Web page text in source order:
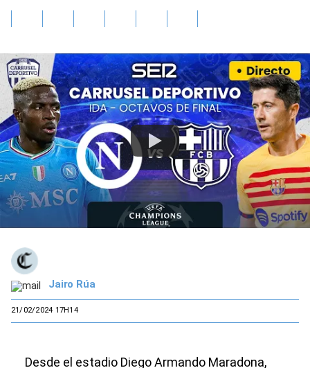
Jairo Rúa
21/02/2024 17H14
Desde el estadio Diego Armando Maradona,